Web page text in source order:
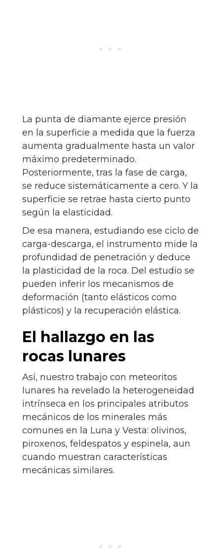
La punta de diamante ejerce presión
en la superficie a medida que la fuerza
aumenta gradualmente hasta un valor
máximo predeterminado.
Posteriormente, tras la fase de carga,
se reduce sistemáticamente a cero. Y la
superficie se retrae hasta cierto punto
según la elasticidad.
De esa manera, estudiando ese ciclo de
carga-descarga, el instrumento mide la
profundidad de penetración y deduce
la plasticidad de la roca. Del estudio se
pueden inferir los mecanismos de
deformación (tanto elásticos como
plásticos) y la recuperación elástica.
El hallazgo en las
rocas lunares
Así, nuestro trabajo con meteoritos
lunares ha revelado la heterogeneidad
intrínseca en los principales atributos
mecánicos de los minerales más
comunes en la Luna y Vesta: olivinos,
piroxenos, feldespatos y espinela, aun
cuando muestran características
mecánicas similares.